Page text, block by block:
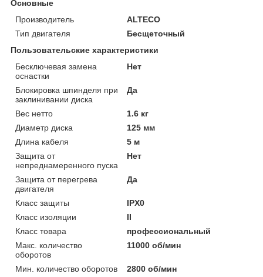
Основные
Производитель
ALTECO
Тип двигателя
Бесщеточный
Пользовательские характеристики
Бесключевая замена
оснастки
Нет
Блокировка шпинделя при
заклинивании диска
Да
Вес нетто
1.6 кг
Диаметр диска
125 мм
Длина кабеля
5 м
Защита от
непреднамеренного пуска
Нет
Защита от перегрева
двигателя
Да
Класс защиты
IPX0
Класс изоляции
II
Класс товара
профессиональный
Макс. количество
оборотов
11000 об/мин
Мин. количество оборотов
2800 об/мин